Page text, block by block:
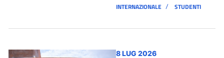
INTERNAZIONALE / STUDENTI
8 LUG 2026